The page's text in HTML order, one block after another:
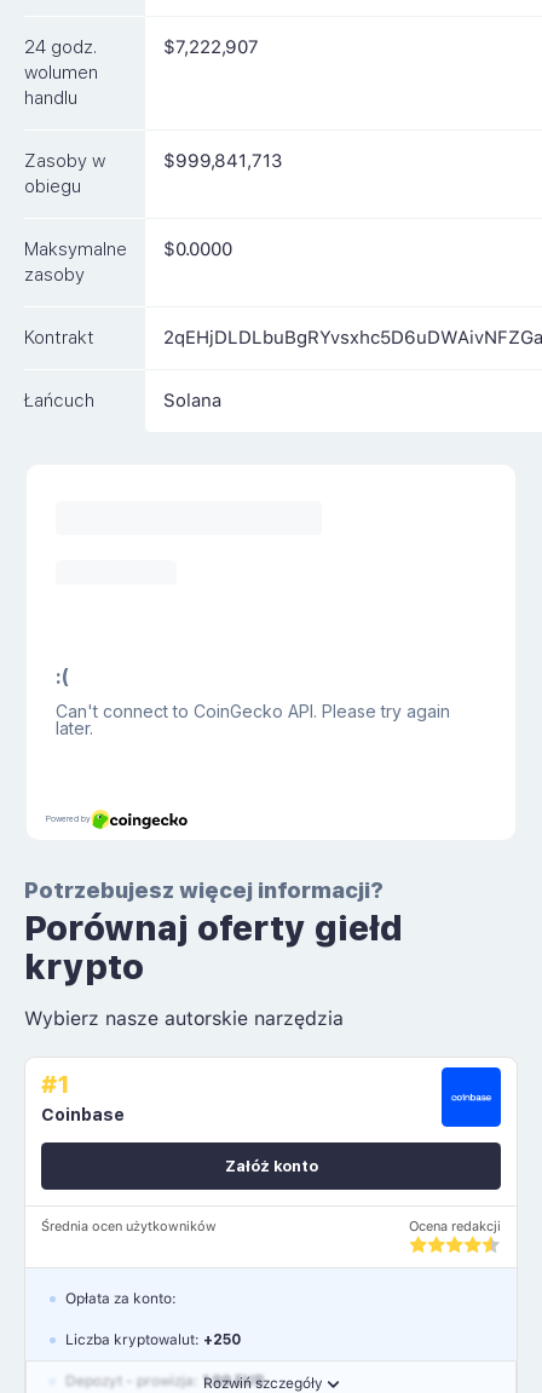
FAQ
24 godz.
wolumen
handlu
$7,222,907
Zasoby w
obiegu
$999,841,713
Maksymalne
zasoby
$0.0000
Kontrakt
Łańcuch Solana
Potrzebujesz więcej informacji?
Porównaj oferty giełd
krypto
Wybierz nasze autorskie narzędzia
#1
Coinbase
Średnia ocen użytkowników Ocena redakcji
Załóż konto
Rozwiń szczegóły
Opłata za konto:
Liczba kryptowalut: +250
Depozyt - prowizja: 1.99 EUR